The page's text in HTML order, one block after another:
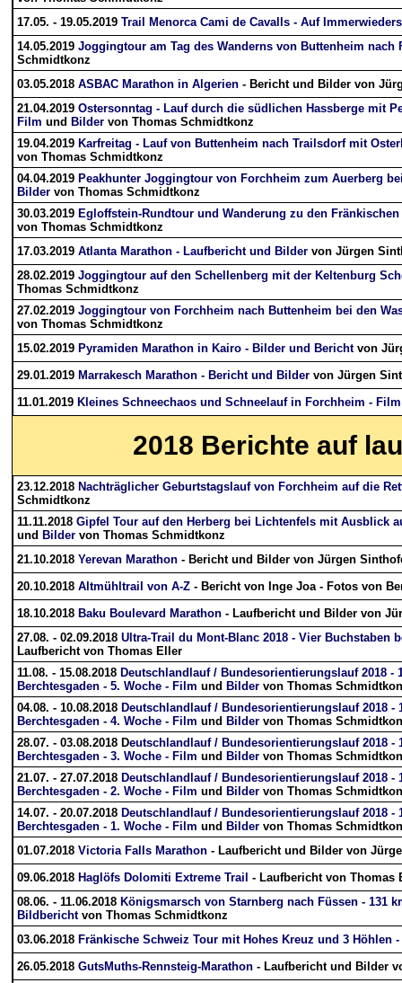
17.05. - 19.05.2019 Trail Menorca Cami de Cavalls - Auf
14.05.2019 Joggingtour am Tag des Wanderns von Buttenheim nach
Schmidtkonz
03.05.2018 ASBAC Marathon in Algerien - Bericht und Bilder von
21.04.2019 Ostersonntag - Lauf durch die südlichen Hassberge mit
Film und Bilder von Thomas Schmidtkonz
19.04.2019 Karfreitag - Lauf von Buttenheim nach Trailsdorf mit
von Thomas Schmidtkonz
04.04.2019 Peakhunter Joggingtour von Forchheim zum Auerberg
Bilder von Thomas Schmidtkonz
30.03.2019 Egloffstein-Rundtour und Wanderung zu den
von Thomas Schmidtkonz
17.03.2019 Atlanta Marathon - Laufbericht und Bilder von Jürgen
28.02.2019 Joggingtour auf den Schellenberg mit der Keltenburg
Thomas Schmidtkonz
27.02.2019 Joggingtour von Forchheim nach Buttenheim bei den
von Thomas Schmidtkonz
15.02.2019 Pyramiden Marathon in Kairo - Bilder und Berichtvon
29.01.2019 Marrakesch Marathon - Bericht und Bilder von Jürgen
11.01.2019 Kleines Schneechaos und Schneelauf in Forchheim - Film
2018 Berichte auf
23.12.2018 Nachträglicher Geburtstagslauf von Forchheim auf die
Schmidtkonz
11.11.2018 Gipfel Tour auf den Herberg bei Lichtenfels mit Ausblick
und Bilder von Thomas Schmidtkonz
21.10.2018 Yerevan Marathon - Bericht und Bilder von Jürgen
20.10.2018 Altmühltrail von A-Z - Bericht von Inge Joa - Fotos von
18.10.2018 Baku Boulevard Marathon - Laufbericht und Bilder von
27.08. - 02.09.2018 Ultra-Trail du Mont-Blanc 2018 - Vier Buchstaben
Laufbericht von Thomas Eller
11.08. - 15.08.2018 Deutschlandlauf / Bundesorientierungslauf 2018 -
Berchtesgaden - 5. Woche - Film und Bilder von Thomas
04.08. - 10.08.2018 Deutschlandlauf / Bundesorientierungslauf 2018 -
Berchtesgaden - 4. Woche - Film und Bilder von Thomas
28.07. - 03.08.2018 Deutschlandlauf / Bundesorientierungslauf 2018 -
Berchtesgaden - 3. Woche - Film und Bilder von Thomas
21.07. - 27.07.2018 Deutschlandlauf / Bundesorientierungslauf 2018 -
Berchtesgaden - 2. Woche - Film und Bilder von Thomas
14.07. - 20.07.2018 Deutschlandlauf / Bundesorientierungslauf 2018 -
Berchtesgaden - 1. Woche - Film und Bilder von Thomas
01.07.2018 Victoria Falls Marathon - Laufbericht und Bilder von
09.06.2018 Haglöfs Dolomiti Extreme Trail - Laufbericht von Thomas
08.06. - 11.06.2018 Königsmarsch von Starnberg nach Füssen - 131
Bildberichtvon Thomas Schmidtkonz
03.06.2018 Fränkische Schweiz Tour mit Hohes Kreuz und 3 Höhlen
26.05.2018 GutsMuths-Rennsteig-Marathon - Laufbericht und Bilder